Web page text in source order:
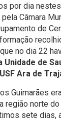
por dia
Câmara
de
no dia 22
Unidade de
Ara de
Guimarães
região norte
sete dias,